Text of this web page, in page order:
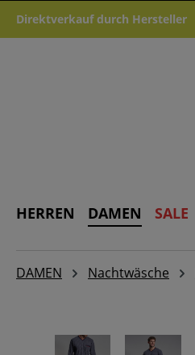
Hauptinhalt springen
Zur Suche springen
Zur Hauptnavigation springen
Direktverkauf durch Hersteller
HERREN DAMEN SALE
DAMEN Nachtwäsche